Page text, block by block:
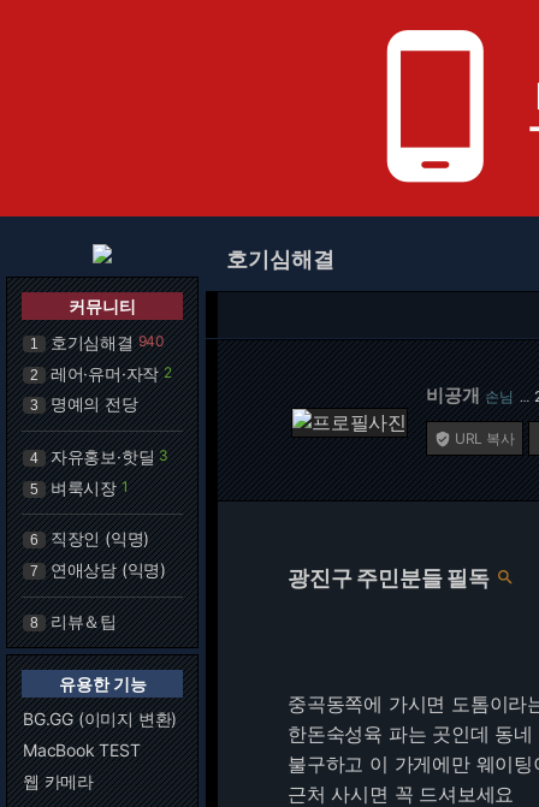
phone_android
커뮤니티
1 호기심해결 940
2 레어·유머·자작 2
3 명예의 전당
4 자유홍보·핫딜 3
5 벼룩시장 1
6 직장인 (익명)
7 연애상담 (익명)
8 리뷰＆팁
유용한 기능
BG.GG (이미지 변환)
MacBook TEST
웹 카메라
호기심해결
비공개 손님 …
 URL 복사
광진구 주민분들 필독 
중곡동쪽에 가시면 도톰이라
한돈숙성육 파는 곳인데 동
불구하고 이 가게에만 웨이
근처 사시면 꼭 드셔보세요